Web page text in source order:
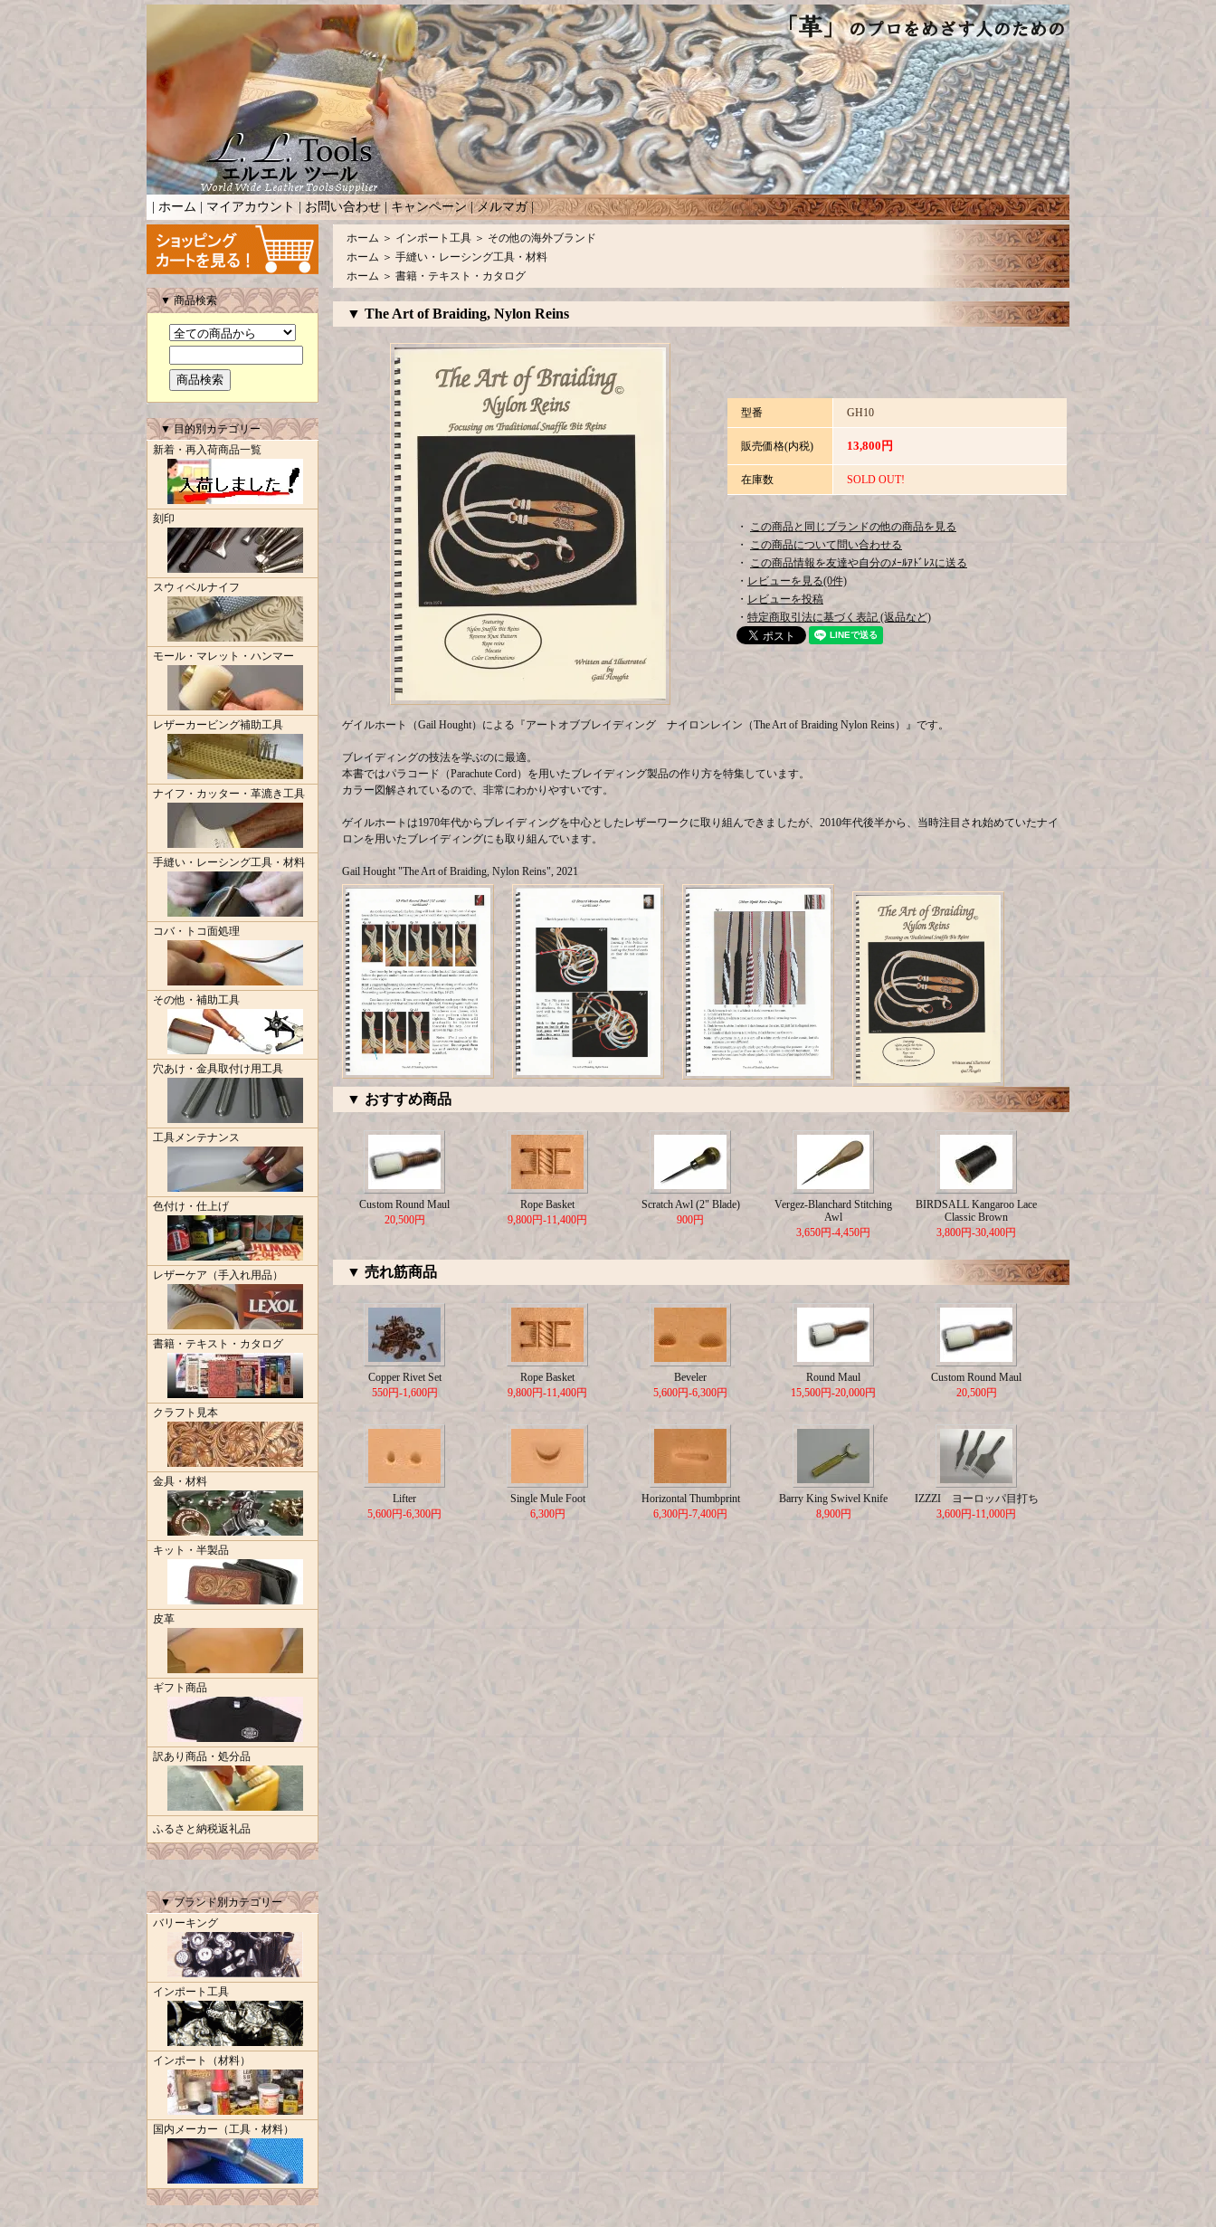
ホーム マイアカウント | お問い合わせ | キャンペーン|メルマガ|
▼ 商品検索
▼ 目的別カテゴリー
新着・再入荷商品一覧
刻印
スウィベルナイフ
モール・マレット・ハンマー
レザーカービング補助工具
ナイフ・カッター・革漉き工具
手縫い・レーシング工具・材料
コバ・トコ面処理
その他・補助工具
穴あけ・金具取付け用工具
工具メンテナンス
色付け・仕上げ
レザーケア（手入れ用品）
書籍・テキスト・カタログ
クラフト見本
金具・材料
キット・半製品
皮革
ギフト商品
訳あり商品・処分品
ふるさと納税返礼品
▼ ブランド別カテゴリー
バリーキング
インポート工具
インポート（材料）
国内メーカー（工具・材料）
ホーム ＞ インポート工具 ＞ その他の海外ブランド
ホーム ＞ 手縫い・レーシング工具・材料
ホーム ＞ 書籍・テキスト・カタログ
▼ The Art of Braiding, Nylon Reins
型番 GH10
販売価格(内税) 13,800円
在庫数 SOLD OUT!
・ この商品と同じブランドの他の商品を見る
・ この商品について問い合わせる
・ この商品情報を友達や自分のﾒｰﾙｱﾄﾞﾚｽに送る
・ レビューを見る(0件)
・ レビューを投稿
・ 特定商取引法に基づく表記 (返品など)
ゲイルホート（Gail Hought）による『アートオブブレイディング ナイロンレイン（The Art of Braiding Nylon Reins）』です。
ブレイディングの技法を学ぶのに最適。
本書ではパラコード（Parachute Cord）を用いたブレイディング製品の作り方を特集しています。
カラー図解されているので、非常にわかりやすいです。
ゲイルホートは1970年代からブレイディングを中心としたレザーワークに取り組んできましたが、2010年代後半から、当時注目され始めていたナイ
ロンを用いたブレイディングにも取り組んでいます。
Gail Hought "The Art of Braiding, Nylon Reins", 2021
▼ おすすめ商品
Custom Round Maul
20,500円
Rope Basket
9,800円-11,400円
Scratch Awl (2" Blade)
900円
Vergez-Blanchard Stitching
Awl
3,650円-4,450円
BIRDSALL Kangaroo Lace
Classic Brown
3,800円-30,400円
▼ 売れ筋商品
Copper Rivet Set
550円-1,600円
Rope Basket
9,800円-11,400円
Beveler
5,600円-6,300円
Round Maul
15,500円-20,000円
Custom Round Maul
20,500円
Lifter
5,600円-6,300円
Single Mule Foot
6,300円
Horizontal Thumbprint
6,300円-7,400円
Barry King Swivel Knife
8,900円
IZZZI ヨーロッパ目打ち
3,600円-11,000円